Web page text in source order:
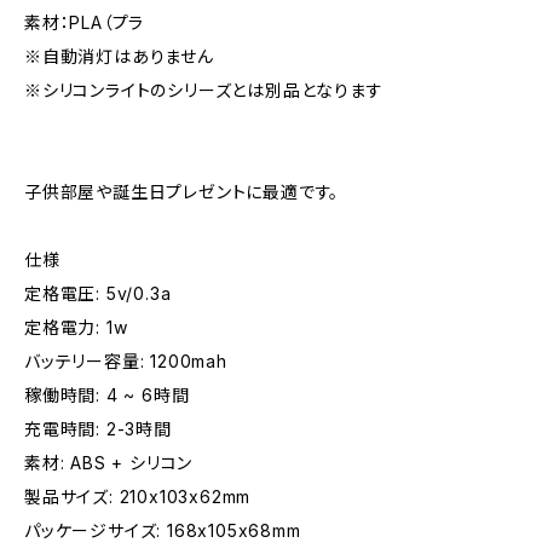
素材：PLA（プラ
※自動消灯はありません
※シリコンライトのシリーズとは別品となります
子供部屋や誕生日プレゼントに最適です。
仕様
定格電圧: 5v/0.3a
定格電力: 1w
バッテリー容量: 1200mah
稼働時間: 4 ~ 6時間
充電時間: 2-3時間
素材: ABS + シリコン
製品サイズ: 210x103x62mm
パッケージサイズ: 168x105x68mm